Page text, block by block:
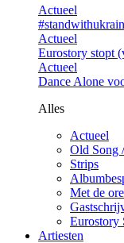
Actueel
Actueel
Eurostory stopt
Actueel
Dance Alone
Alles
Actueel
Old Song
Strips
Met de
Eurostory
Artiesten